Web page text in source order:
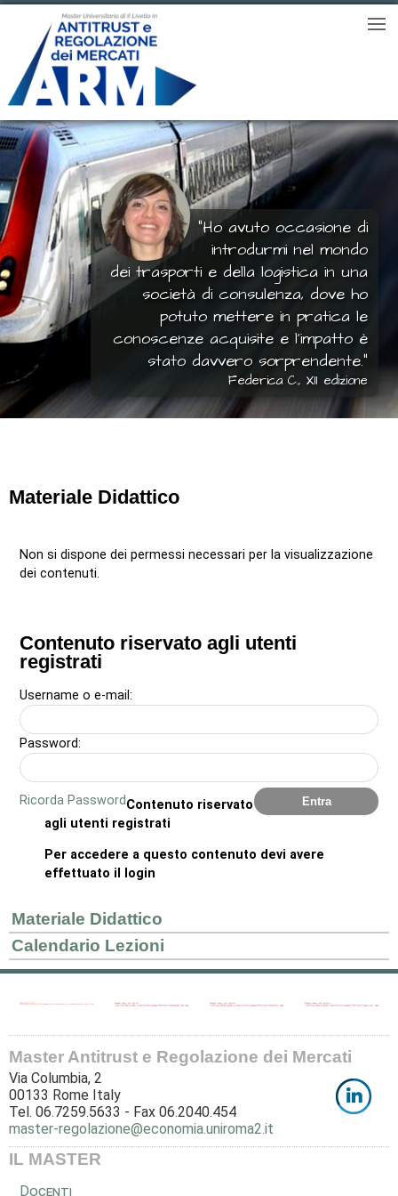
“Ho avuto occasione di
introdurmi nel mondo
dei trasporti e della logistica in una
società di consulenza, dove ho
potuto mettere in pratica le
conoscenze acquisite e l’impatto è
stato davvero sorprendente.“
Federica C., XII edizione
Materiale Didattico
Non si dispone dei permessi necessari per la visualizzazione
dei contenuti.
Contenuto riservato agli utenti
registrati
Username o e-mail:
Password:
Ricorda PasswordContenuto riservato
agli utenti registrati
Per accedere a questo contenuto devi avere
effettuato il login
Materiale Didattico
Calendario Lezioni
Master Antitrust e Regolazione dei Mercati
Via Columbia, 2
00133 Rome Italy
Tel. 06.7259.5633 - Fax 06.2040.454
master-regolazione@economia.uniroma2.it
IL MASTER
Docenti